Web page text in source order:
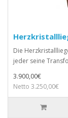
Die
jeder seine
3.900,00€
Netto 3.250,00€